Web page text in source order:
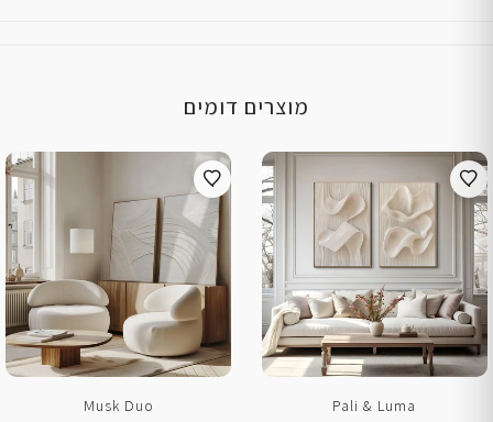
מוצרים דומים
Pali & Luma
Musk Duo